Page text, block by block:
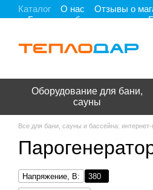
Перейти к основному контенту
Каталог О нас Отзывы о
Гарантия, обмен и возврат
Оборудование для бани,
сауны
Все для бани, сауны и бассейна:
Напряжение, В:
380